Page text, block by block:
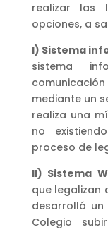
realizar las
opciones, a
I) Sistema
sistema
mediante un
realiza una
no
proceso de
II) Sistema
que legalizan
desarrolló
Colegio